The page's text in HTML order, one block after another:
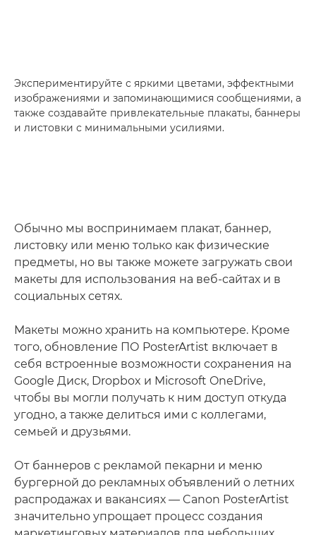
Экспериментируйте с яркими цветами, эффектными
изображениями и запоминающимися сообщениями, а
также создавайте привлекательные плакаты, баннеры
и листовки с минимальными усилиями.
Обычно мы воспринимаем плакат, баннер,
листовку или меню только как физические
предметы, но вы также можете загружать свои
макеты для использования на веб-сайтах и в
социальных сетях.
Макеты можно хранить на компьютере. Кроме
того, обновление ПО PosterArtist включает в
себя встроенные возможности сохранения на
Google Диск, Dropbox и Microsoft OneDrive,
чтобы вы могли получать к ним доступ откуда
угодно, а также делиться ими с коллегами,
семьей и друзьями.
От баннеров с рекламой пекарни и меню
бургерной до рекламных объявлений о летних
распродажах и вакансиях — Canon PosterArtist
значительно упрощает процесс создания